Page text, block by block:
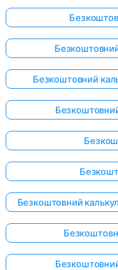
Безкоштовний
Безкоштовний